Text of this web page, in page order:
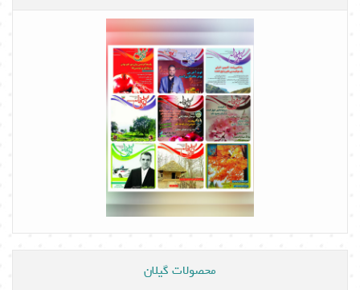
محصولات گیلان